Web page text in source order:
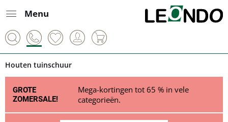
Menu
Houten tuinschuur
GROTE
ZOMERSALE!
Mega-kortingen tot 65 % in vele
categorieën.